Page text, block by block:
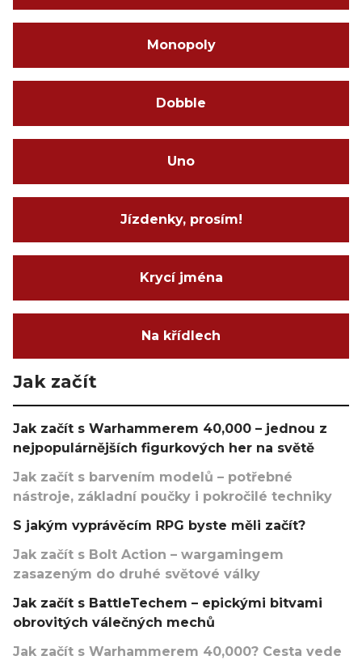
Monopoly
Dobble
Uno
Jízdenky, prosím!
Krycí jména
Na křídlech
Jak začít
Jak začít s Warhammerem 40,000 – jednou z
nejpopulárnějších figurkových her na světě
Jak začít s barvením modelů – potřebné
nástroje, základní poučky i pokročilé techniky
S jakým vyprávěcím RPG byste měli začít?
Jak začít s Bolt Action – wargamingem
zasazeným do druhé světové války
Jak začít s BattleTechem – epickými bitvami
obrovitých válečných mechů
Jak začít s Warhammerem 40,000? Cesta vede